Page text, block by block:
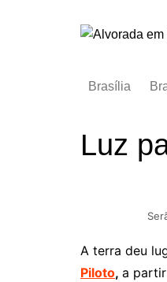
Brasília
Luz
A terra deu
Piloto, a